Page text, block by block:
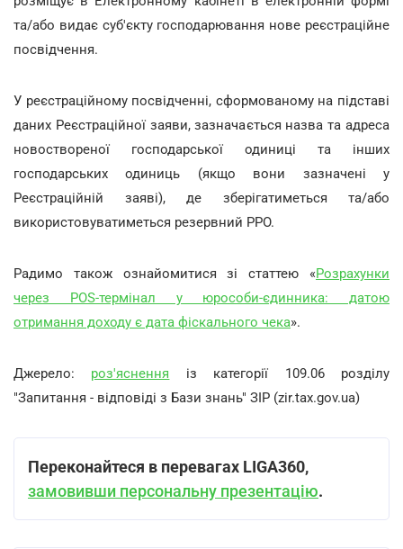
та/або видає суб'єкту господарювання нове реєстраційне
посвідчення.
У реєстраційному посвідченні, сформованому на підставі
даних Реєстраційної заяви, зазначається назва та адреса
новоствореної господарської одиниці та інших
господарських одиниць (якщо вони зазначені у
Реєстраційній заяві), де зберігатиметься та/або
використовуватиметься резервний РРО.
Радимо також ознайомитися зі статтею «Розрахунки
через POS-термінал у юрособи-єдинника: датою
отримання доходу є дата фіскального чека».
Джерело: роз'яснення із категорії 109.06 розділу
"Запитання - відповіді з Бази знань" ЗІР (zir.tax.gov.ua)
Переконайтеся в перевагах LIGA360,
замовивши персональну презентацію.